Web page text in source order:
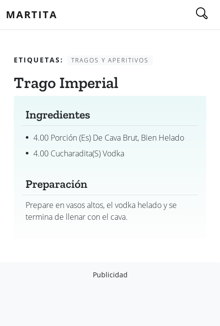
MARTITA
ETIQUETAS: TRAGOS Y APERITIVOS
Trago Imperial
Ingredientes
4.00 Porción (es) De Cava Brut, Bien Helado
4.00 Cucharadita(s) Vodka
Preparación
Prepare en vasos altos, el vodka helado y se
termina de llenar con el cava.
Publicidad